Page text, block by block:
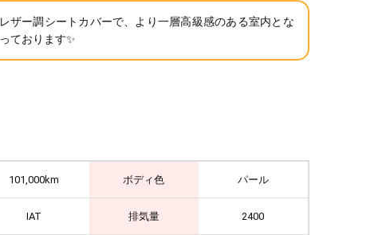
レザー調シートカバーで、より一層高級感のある室内とな
っております✨
101,000km ボディ色 パール
IAT 排気量 2400